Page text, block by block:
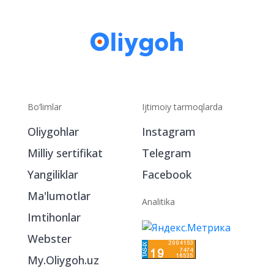
Bo‘limlar
Oliygohlar
Milliy sertifikat
Yangiliklar
Ma'lumotlar
Imtihonlar
Webster
My.Oliygoh.uz
Ijtimoiy tarmoqlarda
Instagram
Telegram
Facebook
Analitika